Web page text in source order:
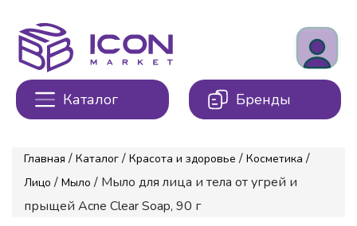
Каталог Бренды
Главная / Каталог / Красота и здоровье / Косметика /
Лицо / Мыло / Мыло для лица и тела от угрей и
прыщей Acne Clear Soap, 90 г